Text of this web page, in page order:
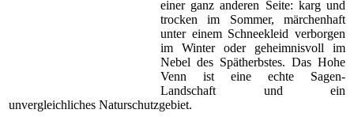
einer ganz anderen Seite: karg und
trocken im Sommer, märchenhaft
unter einem Schneekleid verborgen
im Winter oder geheimnisvoll im
Nebel des Spätherbstes. Das Hohe
Venn ist eine echte Sagen-
Landschaft und ein
unvergleichliches Naturschutzgebiet.